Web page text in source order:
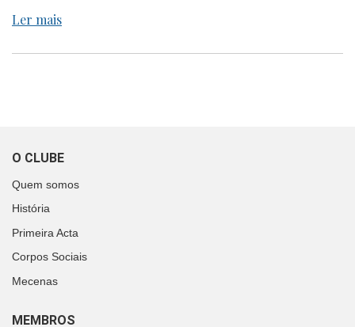
Ler mais
O CLUBE
Quem somos
História
Primeira Acta
Corpos Sociais
Mecenas
MEMBROS